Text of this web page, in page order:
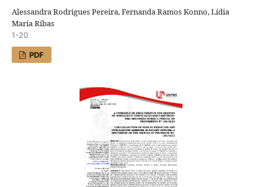
Alessandra Rodrigues Pereira, Fernanda Ramos Konno, Lídia
Maria Ribas
1-20
PDF